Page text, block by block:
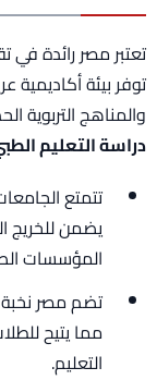
تعتبر مصر رائدة في
توفر بيئة أكاديمية
والمناهج التربوية
دراسة التعليم
تتمتع
يضمن للخريج
المؤسسات
تضم مصر نخبة
مما يتيح
التعليم.